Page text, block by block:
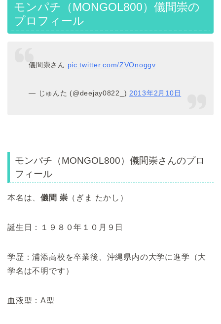
モンパチ（MONGOL800）儀間崇の
プロフィール
儀間崇さん pic.twitter.com/ZVOnoggv
— じゅんた (@deejay0822_) 2013年2月10日
モンパチ（MONGOL800）儀間崇さんのプロ
フィール
本名は、儀間 崇 （ぎま たかし）
誕生日：１９８０年１０月９日
学歴：浦添高校を卒業後、沖縄県内の大学に進学（大
学名は不明です）
血液型：A型